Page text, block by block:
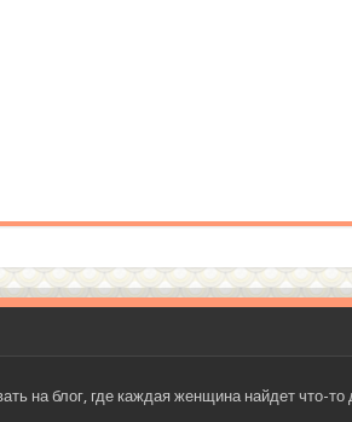
блог, где каждая женщина найдет что-то